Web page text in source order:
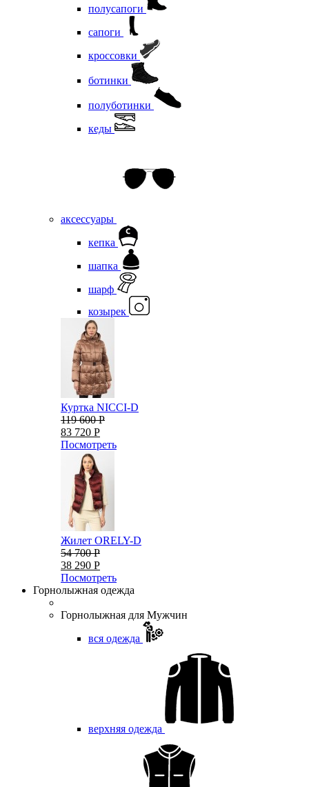
полусапоги
сапоги
кроссовки
ботинки
полуботинки
кеды
аксессуары
кепка
шапка
шарф
козырек
Куртка NICCI-D
119 600 Р
83 720 Р
Посмотреть
Жилет ORELY-D
54 700 Р
38 290 Р
Посмотреть
Горнолыжная одежда
Горнолыжная для Мужчин
вся одежда
верхняя одежда